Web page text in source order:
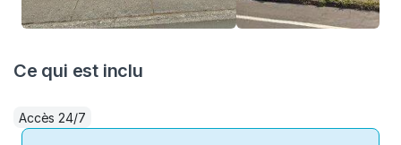
Ce qui est inclu
Accès 24/7